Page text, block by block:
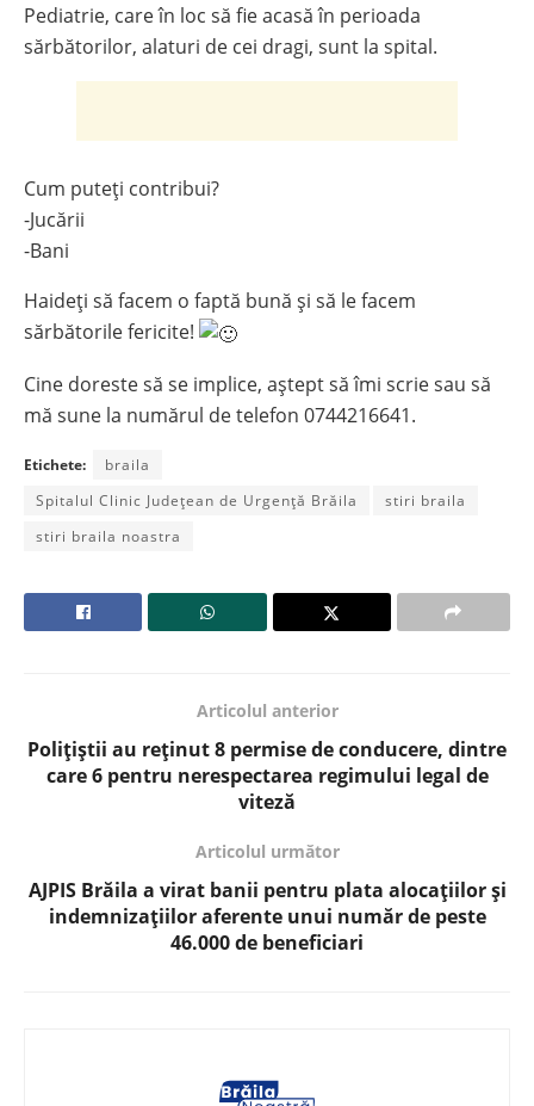
Pediatrie, care în loc să fie acasă în perioada
sărbătorilor, alaturi de cei dragi, sunt la spital.
Cum puteți contribui?
-Jucării
-Bani
Haideți să facem o faptă bună și să le facem
sărbătorile fericite!
Cine doreste să se implice, aștept să îmi scrie sau să
mă sune la numărul de telefon 0744216641.
Etichete:
braila
Spitalul Clinic Județean de Urgență Brăila
stiri braila
stiri braila noastra
Articolul anterior
Polițiștii au reținut 8 permise de conducere, dintre
care 6 pentru nerespectarea regimului legal de
viteză
Articolul următor
AJPIS Brăila a virat banii pentru plata alocațiilor și
indemnizațiilor aferente unui număr de peste
46.000 de beneficiari